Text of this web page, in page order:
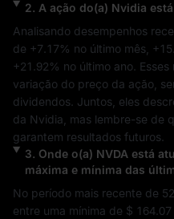
2. A ação do(a) Nvidia
Analisando desempenhos
de +7.17% no último mês,
+21.92% no último ano.
variação do preço da ação,
dividendos. Juntos, eles
da Nvidia , mas lembre-se de
garantem resultados futuros.
3. Onde o(a) NVDA está
máxima e mínima das
No período mais recente de
entre uma mínima de $ 164.07